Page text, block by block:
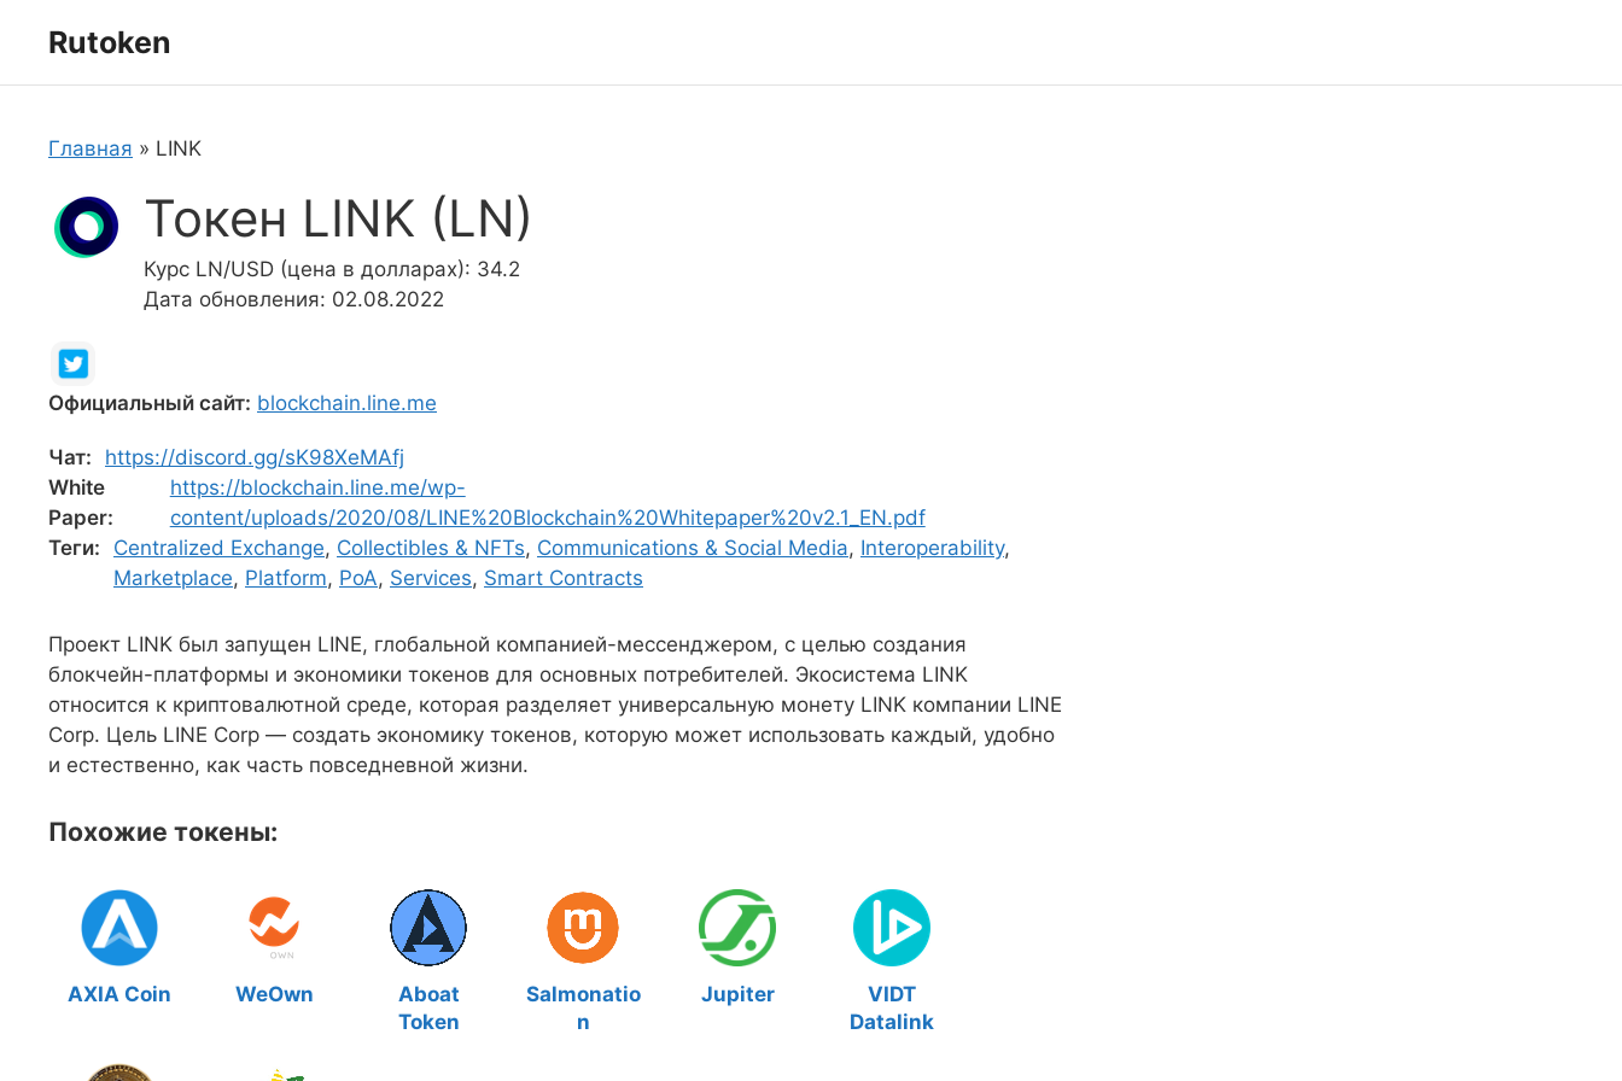
Rutoken
Главная » LINK
Токен LINK (LN)
Курс LN/USD (цена в долларах): 34.2
Дата обновления: 02.08.2022
Официальный сайт: blockchain.line.me
Чат:
https://discord.gg/sK98XeMAfj
White
Paper:
https://blockchain.line.me/wp-
content/uploads/2020/08/LINE%20Blockchain%20Whitepaper%20v2.1_EN.pdf
Теги:
Centralized Exchange, Collectibles & NFTs, Communications & Social Media, Interoperability,
Marketplace, Platform, PoA, Services, Smart Contracts
Проект LINK был запущен LINE, глобальной компанией-мессенджером, с целью создания
блокчейн-платформы и экономики токенов для основных потребителей. Экосистема LINK
относится к криптовалютной среде, которая разделяет универсальную монету LINK компании LINE
Corp. Цель LINE Corp — создать экономику токенов, которую может использовать каждый, удобно
и естественно, как часть повседневной жизни.
Похожие токены:
AXIA Coin WeOwn
Aboat
Token
Salmonatio
n
Jupiter
VIDT
Datalink